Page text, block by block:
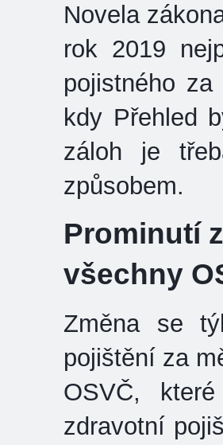
Novela
rok 2019
pojistného
kdy Přehled
záloh je
způsobem.
Prominutí
všechny
Změna se
pojištění za
OSVČ,
zdravotní